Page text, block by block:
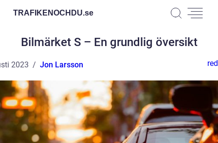
TRAFIKENOCHDU.se
Bilmärket S – En grundlig översikt
2023 Jon Larsson